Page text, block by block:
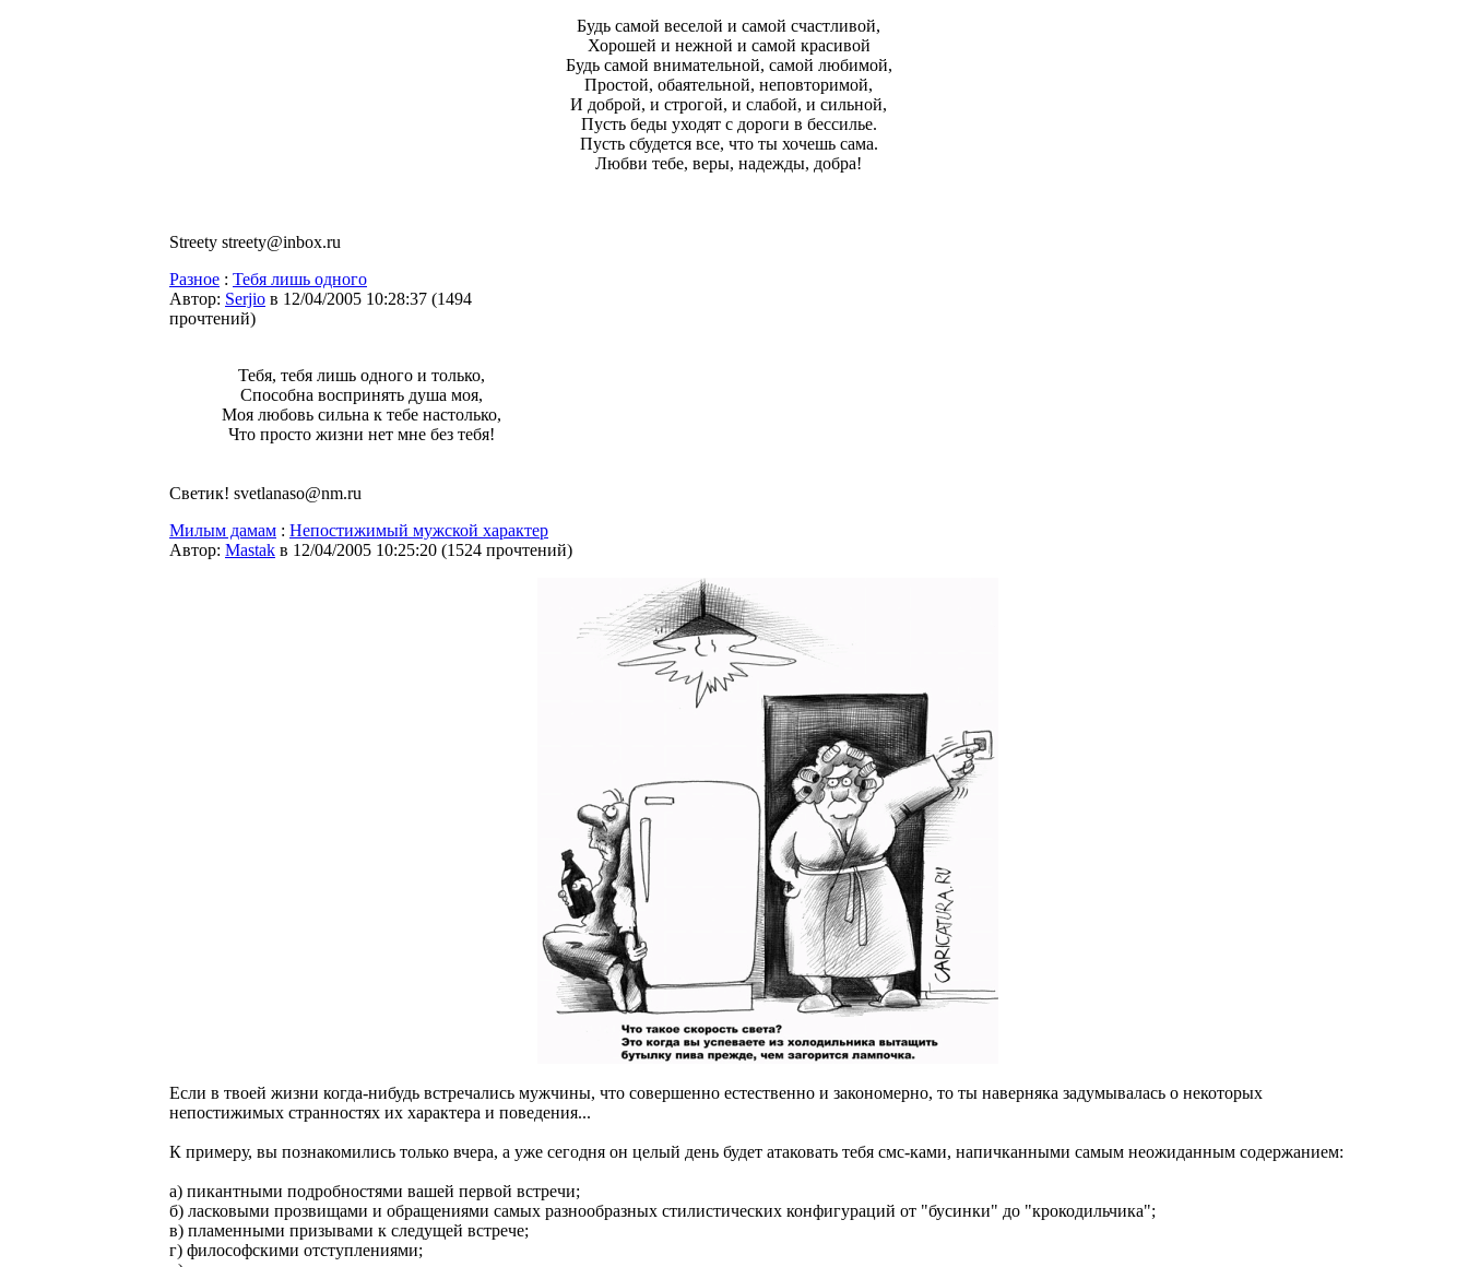
Будь самой веселой и самой счастливой,
Хорошей и нежной и самой красивой
Будь самой внимательной, самой любимой,
Простой, обаятельной, неповторимой,
И доброй, и строгой, и слабой, и сильной,
Пусть беды уходят с дороги в бессилье.
Пусть сбудется все, что ты хочешь сама.
Любви тебе, веры, надежды, добра!
Streety streety@inbox.ru
Разное : Тебя лишь одного
Автор: Serjio в 12/04/2005 10:28:37 (1494
прочтений)
Тебя, тебя лишь одного и только,
Способна воспринять душа моя,
Моя любовь сильна к тебе настолько,
Что просто жизни нет мне без тебя!
Светик! svetlanaso@nm.ru
Милым дамам : Непостижимый мужской характер
Автор: Мastak в 12/04/2005 10:25:20 (1524 прочтений)
Если в твоей жизни когда-нибудь встречались мужчины, что совершенно естественно и закономерно, то ты наверняка задумывалась о некоторых
непостижимых странностях их характера и поведения...
К примеру, вы познакомились только вчера, а уже сегодня он целый день будет атаковать тебя смс-ками, напичканными самым неожиданным содержанием:
а) пикантными подробностями вашей первой встречи;
б) ласковыми прозвищами и обращениями самых разнообразных стилистических конфигураций от "бусинки" до "крокодильчика";
в) пламенными призывами к следущей встрече;
г) философскими отступлениями;